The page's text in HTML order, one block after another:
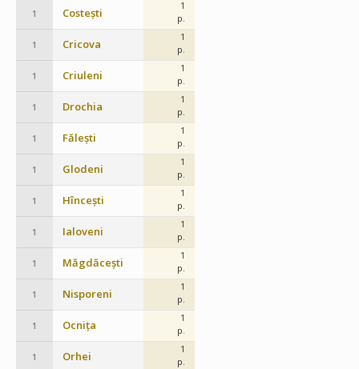
1 Costești
1
p.
1 Cricova
1
p.
1 Criuleni
1
p.
1 Drochia
1
p.
1 Fălești
1
p.
1 Glodeni
1
p.
1 Hîncești
1
p.
1 Ialoveni
1
p.
1 Măgdăcești
1
p.
1 Nisporeni
1
p.
1 Ocnița
1
p.
1 Orhei
1
p.